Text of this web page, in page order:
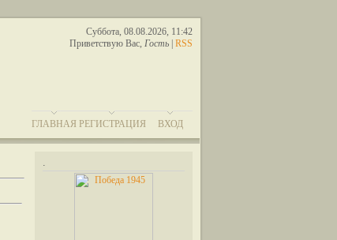
Суббота, 08.08.2026, 11:42
Приветствую Вас, Гость RSS
ГЛАВНАЯ РЕГИСТРАЦИЯ ВХОД
.